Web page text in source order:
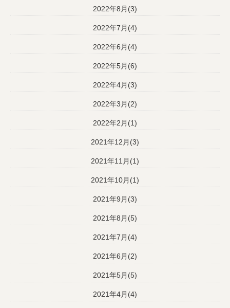
2022年8月(3)
2022年7月(4)
2022年6月(4)
2022年5月(6)
2022年4月(3)
2022年3月(2)
2022年2月(1)
2021年12月(3)
2021年11月(1)
2021年10月(1)
2021年9月(3)
2021年8月(5)
2021年7月(4)
2021年6月(2)
2021年5月(5)
2021年4月(4)